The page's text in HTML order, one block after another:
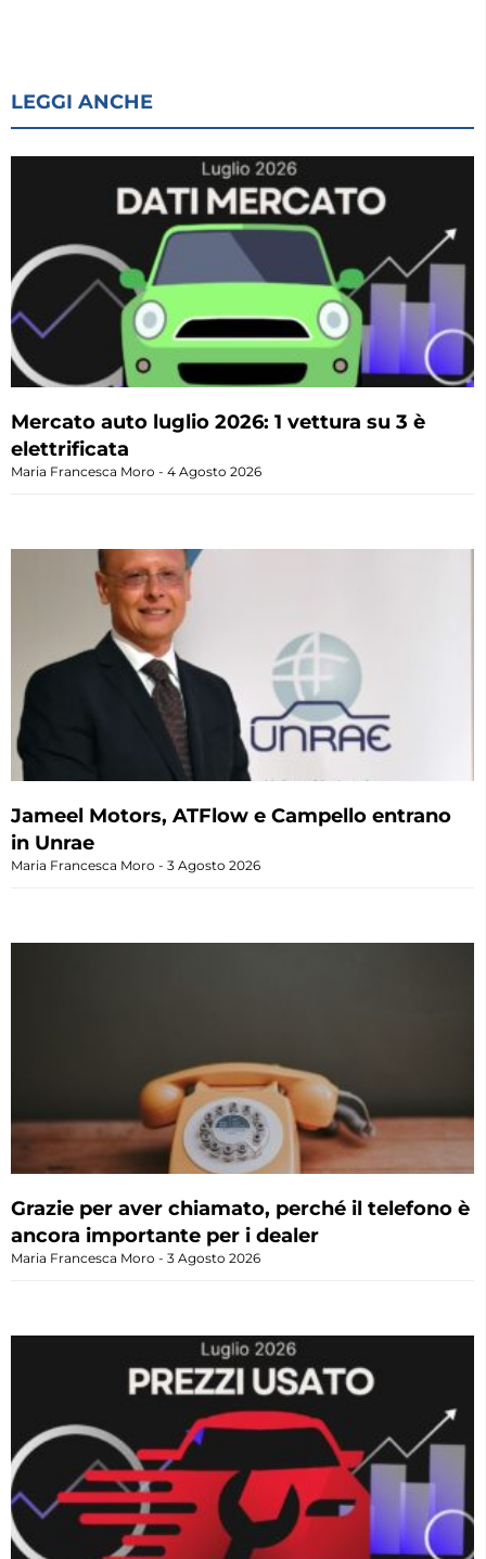
LEGGI ANCHE
Mercato auto luglio 2026: 1 vettura su 3 è
elettrificata
Maria Francesca Moro 4 Agosto 2026
Jameel Motors, ATFlow e Campello entrano
in Unrae
Maria Francesca Moro 3 Agosto 2026
Grazie per aver chiamato, perché il telefono è
ancora importante per i dealer
Maria Francesca Moro 3 Agosto 2026